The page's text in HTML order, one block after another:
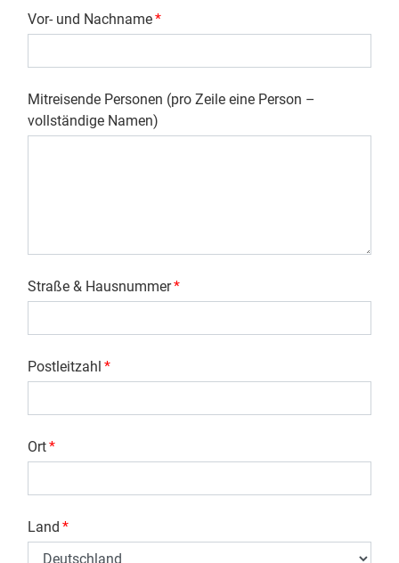
Vor- und Nachname*
Mitreisende Personen (pro Zeile eine Person –
vollständige Namen)
Straße & Hausnummer*
Postleitzahl *
Ort*
Land *